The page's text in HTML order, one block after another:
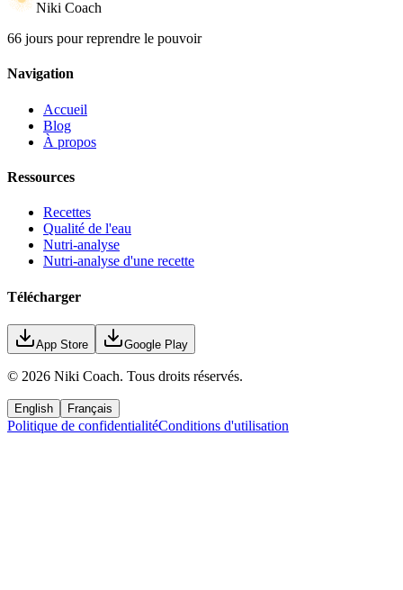
Niki Coach
66 jours pour reprendre le pouvoir
Navigation
Accueil
Blog
À propos
Ressources
Recettes
Qualité de l'eau
Nutri-analyse
Nutri-analyse d'une recette
Télécharger
App Store Google Play
© 2026 Niki Coach. Tous droits réservés.
English Français
Politique de confidentialitéConditions d'utilisation